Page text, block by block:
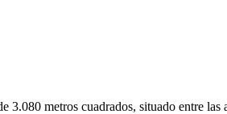
metros cuadrados, situado entre las